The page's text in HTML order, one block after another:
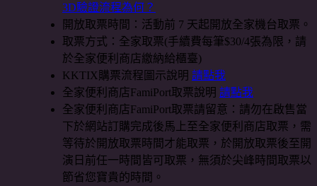
3D驗證流程為何？
開放取票時間：活動前 7 天起開放全家機台取票。
取票方式：全家取票(手續費每筆$30/4張為限，請
於全家便利商店繳納給櫃臺)
KKTIX購票流程圖示說明 請點我
全家便利商店FamiPort取票說明 請點我
全家便利商店FamiPort取票請留意：請勿在啟售當
下於網站訂購完成後馬上至全家便利商店取票，需
等待於開放取票時間才能取票，於開放取票後至開
演日前任一時間皆可取票，無須於尖峰時間取票以
節省您寶貴的時間。